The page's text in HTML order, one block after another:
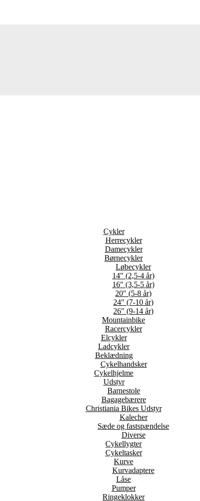
Cykler
Herrecykler
Damecykler
Børnecykler
Løbecykler
14″ (2,5-4 år)
16″ (3,5-5 år)
20″ (5-8 år)
24″ (7-10 år)
26″ (9-14 år)
Mountainbike
Racercykler
Elcykler
Ladcykler
Beklædning
Cykelhandsker
Cykelhjelme
Udstyr
Barnestole
Bagagebærere
Christiania Bikes Udstyr
Kalecher
Sæde og fastspændelse
Diverse
Cykellygter
Cykeltasker
Kurve
Kurvadaptere
Låse
Pumper
Ringeklokker